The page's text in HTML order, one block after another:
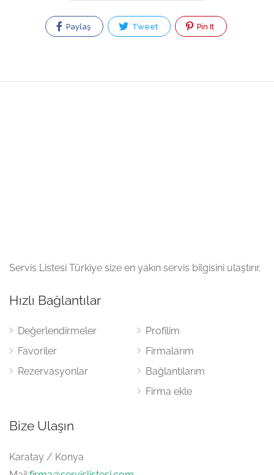
Paylaş Tweet Pin It
Servis Listesi Türkiye size en yakın servis bilgisini ulaştırır.
Hızlı Bağlantılar
Değerlendirmeler
Favoriler
Rezervasyonlar
Profilim
Firmalarım
Bağlantılarım
Firma ekle
Bize Ulaşın
Karatay / Konya